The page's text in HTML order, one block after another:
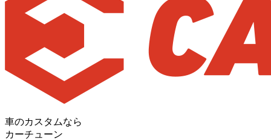
車のカスタムなら
カーチューン